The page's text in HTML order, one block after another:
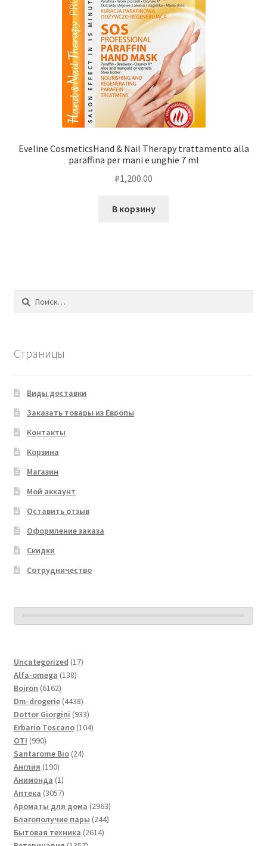
Eveline CosmeticsHand & Nail Therapy trattamento alla
paraffina per mani e unghie 7 ml
₽1,200.00
В корзину
Найти:
Страницы
Виды доставки
Заказать товары из Европы
Контакты
Корзина
Магазин
Мой аккаунт
Оставить отзыв
Оформление заказа
Скидки
Сотрудничество
Uncategorized 1717
Alfa-omega 138138
Boiron 61626162
товара
Dm-drogerie 44384438
товаров
Dottor Giorgini 933933
товара
Erbario Toscano 104104
OTI 990990
товаров
Santarome Bio 2424
Англия 190190
товаров
Анимонда 11
товар
Аптека 30573057
товаров
Ароматы для дома 29632963
товара
Благополучие пары 244244
Бытовая техника 26142614